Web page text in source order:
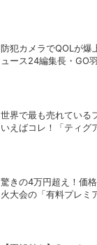
防犯カメラでQOLが爆
ュース24編集長・GO
世界で最も売れている
いえばコレ！「ティグ
驚きの4万円超え！価
火大会の「有料プレミ